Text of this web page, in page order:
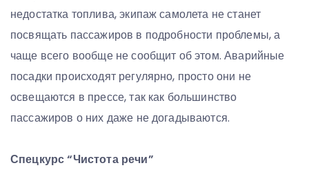
недостатка топлива, экипаж самолета не станет
посвящать пассажиров в подробности проблемы, а
чаще всего вообще не сообщит об этом. Аварийные
посадки происходят регулярно, просто они не
освещаются в прессе, так как большинство
пассажиров о них даже не догадываются.
Спецкурс “Чистота речи”